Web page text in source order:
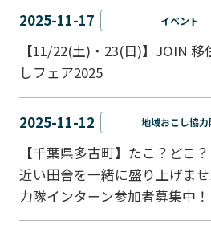
2025-11-17 イベント
【11/22(土)・23(日)】JOIN
しフェア2025
2025-11-12 地域おこし協力
【千葉県多古町】たこ？どこ
近い田舎を一緒に盛り上げま
力隊インターン参加者募集中！